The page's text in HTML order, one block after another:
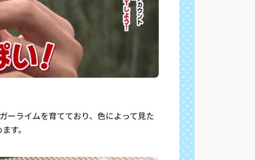
ーライムを育てており、色によって見た
す。